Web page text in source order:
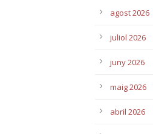
agost 2026
juliol 2026
juny 2026
maig 2026
abril 2026